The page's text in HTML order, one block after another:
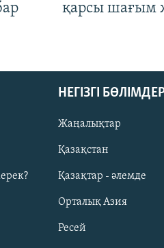
қарсы шағым
НЕГІЗГІ
Жаңалықтар
Қазақстан
Қазақтар - әлемде
Орталық Азия
Ресей